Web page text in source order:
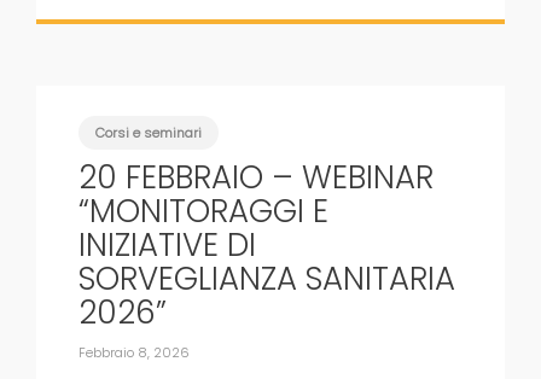
Corsi e seminari
20 FEBBRAIO – WEBINAR
“MONITORAGGI E
INIZIATIVE DI
SORVEGLIANZA SANITARIA
2026”
Febbraio 8, 2026